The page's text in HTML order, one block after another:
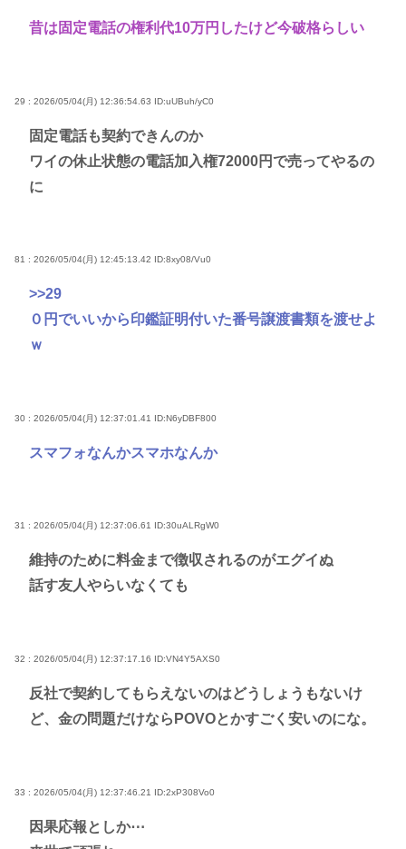
昔は固定電話の権利代10万円したけど今破格らしい
29 : 2026/05/04(月) 12:36:54.63 ID:uUBuh/yC0
固定電話も契約できんのか
ワイの休止状態の電話加入権72000円で売ってやるの
に
81 : 2026/05/04(月) 12:45:13.42 ID:8xy08/Vu0
>>29
０円でいいから印鑑証明付いた番号譲渡書類を渡せよ
ｗ
30 : 2026/05/04(月) 12:37:01.41 ID:N6yDBF800
スマフォなんかスマホなんか
31 : 2026/05/04(月) 12:37:06.61 ID:30uALRgW0
維持のために料金まで徴収されるのがエグイぬ
話す友人やらいなくても
32 : 2026/05/04(月) 12:37:17.16 ID:VN4Y5AXS0
反社で契約してもらえないのはどうしょうもないけ
ど、金の問題だけならPOVOとかすごく安いのにな。
33 : 2026/05/04(月) 12:37:46.21 ID:2xP308Vo0
因果応報としか⋯